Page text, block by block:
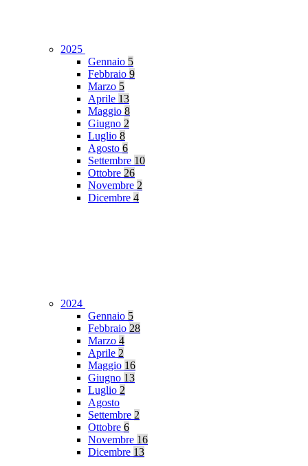
2025
Gennaio 5
Febbraio 9
Marzo 5
Aprile 13
Maggio 8
Giugno 2
Luglio 8
Agosto 6
Settembre 10
Ottobre 26
Novembre 2
Dicembre 4
2024
Gennaio 5
Febbraio 28
Marzo 4
Aprile 2
Maggio 16
Giugno 13
Luglio 2
Agosto
Settembre 2
Ottobre 6
Novembre 16
Dicembre 13